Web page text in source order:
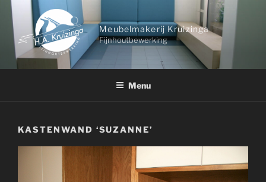
naar
inhoud
Meubelmakerij Kruizinga
Fijnhoutbewerking
Menu
KASTENWAND ‘SUZANNE’